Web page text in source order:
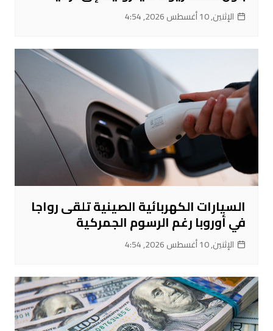
الإثنين, 10 أغسطس 2026, 4:54
السيارات الكهربائية الصينية تلقى رواجا
في أوروبا رغم الرسوم الجمركية
الإثنين, 10 أغسطس 2026, 4:54